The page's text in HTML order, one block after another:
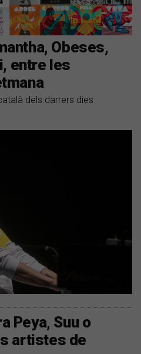
Obeses,
entre les
dels darrers dies
Peya, Suu o
artistes de